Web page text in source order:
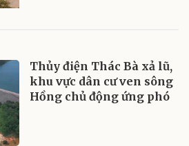
Thủy điện Thác Bà xả lũ,
khu vực dân cư ven sông
Hồng chủ động ứng phó